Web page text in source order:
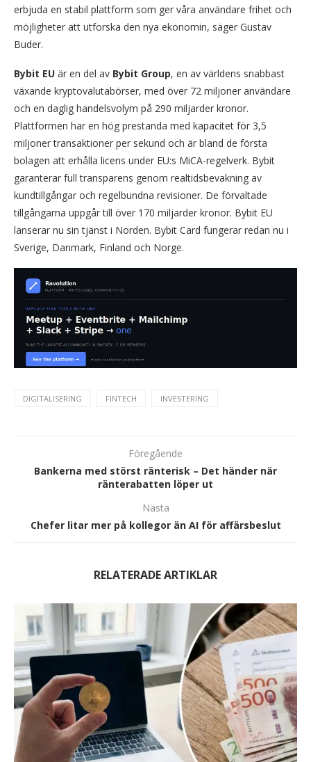
erbjuda en stabil plattform som ger våra användare frihet och
möjligheter att utforska den nya ekonomin, säger Gustav
Buder.
Bybit EU är en del av Bybit Group, en av världens snabbast
växande kryptovalutabörser, med över 72 miljoner användare
och en daglig handelsvolym på 290 miljarder kronor.
Plattformen har en hög prestanda med kapacitet för 3,5
miljoner transaktioner per sekund och är bland de första
bolagen att erhålla licens under EU:s MiCA-regelverk. Bybit
garanterar full transparens genom realtidsbevakning av
kundtillgångar och regelbundna revisioner. De förvaltade
tillgångarna uppgår till över 170 miljarder kronor. Bybit EU
lanserar nu sin tjänst i Norden. Bybit Card fungerar redan nu i
Sverige, Danmark, Finland och Norge.
DIGITALISERING FINTECH INVESTERING
Föregående
Bankerna med störst ränterisk – Det händer när
ränterabatten löper ut
Nästa
Chefer litar mer på kollegor än AI för affärsbeslut
RELATERADE ARTIKLAR